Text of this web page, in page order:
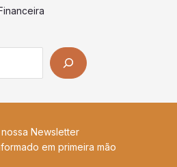
Newsletter
em primeira mão